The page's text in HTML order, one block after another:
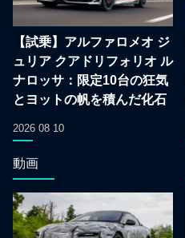
【試乗】アルファロメオ ジ
ュリア クアドリフォリオ ル
ナロッサ：限定10台の狂気
とヨットの帆を積んだ化石
2026 08 10
動画